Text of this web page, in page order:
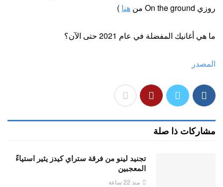
روزي On the ground من
هنا )
ما هي أغانيك المفضلة في عام 2021 حتى الآن؟
المصدر
مشاركات ذا صلة
تجنيد لينو من فرقة ستراي كيدز يثير استياءً
المعجبين
منذ 22 ساعة